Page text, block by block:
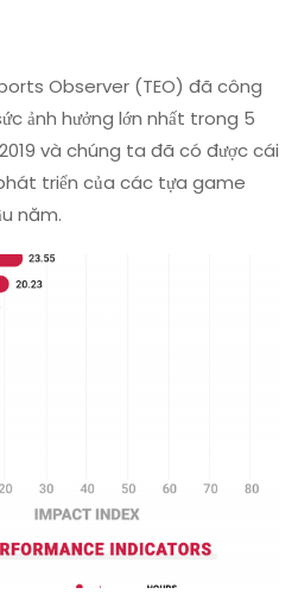
Observer (TEO) đã công
ảnh hưởng lớn nhất trong 5
và chúng ta đã có được cái
triển của các tựa game
năm.